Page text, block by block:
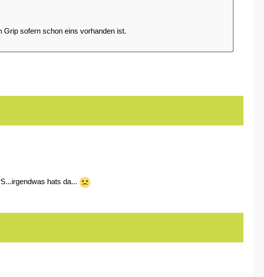
Grip sofern schon eins vorhanden ist.
hats da...